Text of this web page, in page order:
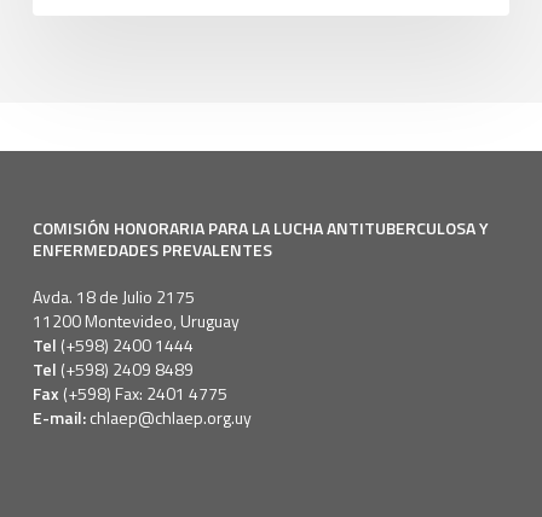
COMISIÓN HONORARIA PARA LA LUCHA ANTITUBERCULOSA Y
ENFERMEDADES PREVALENTES
Avda. 18 de Julio 2175
11200 Montevideo, Uruguay
Tel (+598) 2400 1444
Tel (+598) 2409 8489
Fax (+598) Fax: 2401 4775
E-mail:chlaep@chlaep.org.uy